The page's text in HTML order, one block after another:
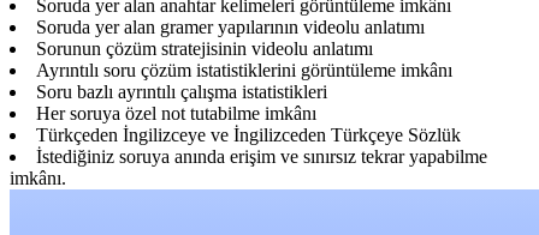
Soruda yer alan anahtar kelimeleri görüntüleme imkânı
Soruda yer alan gramer yapılarının videolu anlatımı
Sorunun çözüm stratejisinin videolu anlatımı
Ayrıntılı soru çözüm istatistiklerini görüntüleme imkânı
Soru bazlı ayrıntılı çalışma istatistikleri
Her soruya özel not tutabilme imkânı
Türkçeden İngilizceye ve İngilizceden Türkçeye Sözlük
İstediğiniz soruya anında erişim ve sınırsız tekrar yapabilme
imkânı.